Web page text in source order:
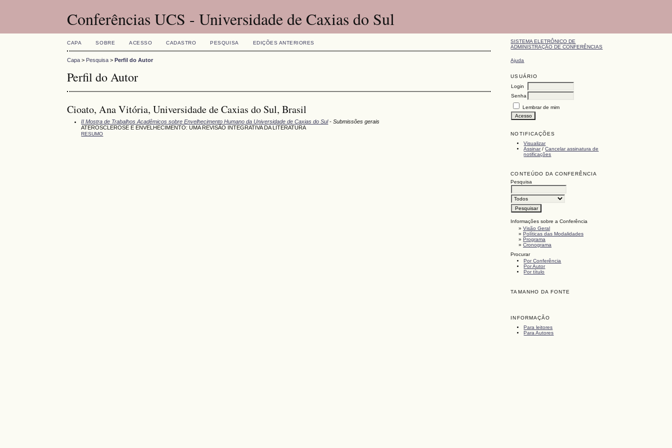
Conferências UCS - Universidade de Caxias do Sul
SISTEMA ELETRÔNICO DE
ADMINISTRAÇÃO DE CONFERÊNCIAS
Ajuda
USUÁRIO
Login
Senha
Lembrar de mim
NOTIFICAÇÕES
Visualizar
Assinar/Cancelar assinatura de
notificações
CONTEÚDO DA CONFERÊNCIA
Pesquisa
Informações sobre a Conferência
»Visão Geral
»Políticas das Modalidades
»Programa
»Cronograma
Procurar
Por Conferência
Por Autor
Por título
TAMANHO DA FONTE
INFORMAÇÃO
Para leitores
Para Autores
CAPA SOBRE ACESSO CADASTRO PESQUISA EDIÇÕES ANTERIORES
Capa > Pesquisa >Perfil do Autor
Perfil do Autor
Cioato, Ana Vitória, Universidade de Caxias do Sul, Brasil
II Mostra de Trabalhos Acadêmicos sobre Envelhecimento Humano da Universidade de Caxias do Sul- Submissões gerais
ATEROSCLEROSE E ENVELHECIMENTO: UMA REVISÃO INTEGRATIVA DA LITERATURA
RESUMO